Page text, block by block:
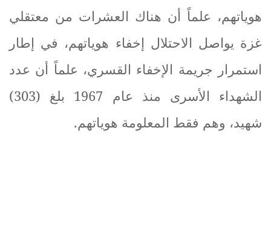
هوياتهم، علماً أن هناك العشرات من معتقلي
غزة يواصل الاحتلال إخفاء هوياتهم، في إطار
استمرار جريمة الإخفاء القسري، علماً أن عدد
الشهداء الأسرى منذ عام 1967 بلغ (303)
شهيد، وهم فقط المعلومة هوياتهم.